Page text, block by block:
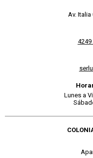
Av.
4249
Lunes a